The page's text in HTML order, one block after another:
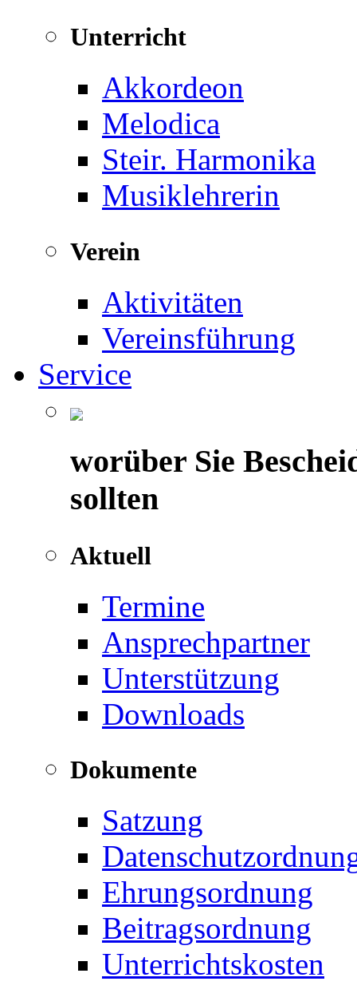
Unterricht
Akkordeon
Melodica
Steir. Harmonika
Musiklehrerin
Verein
Aktivitäten
Vereinsführung
Service
worüber Sie
sollten
Aktuell
Termine
Ansprechpartner
Unterstützung
Downloads
Dokumente
Satzung
Ehrungsordnung
Beitragsordnung
Unterrichtskosten